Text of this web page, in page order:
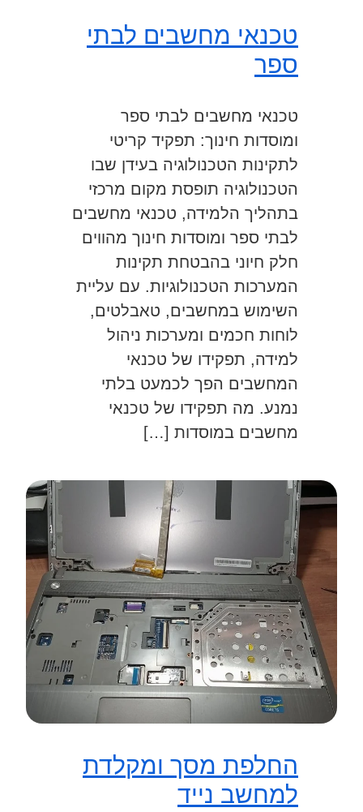
טכנאי מחשבים לבתי
ספר
טכנאי מחשבים לבתי ספר
ומוסדות חינוך: תפקיד קריטי
לתקינות הטכנולוגיה בעידן שבו
הטכנולוגיה תופסת מקום מרכזי
בתהליך הלמידה, טכנאי מחשבים
לבתי ספר ומוסדות חינוך מהווים
חלק חיוני בהבטחת תקינות
המערכות הטכנולוגיות. עם עליית
השימוש במחשבים, טאבלטים,
לוחות חכמים ומערכות ניהול
למידה, תפקידו של טכנאי
המחשבים הפך לכמעט בלתי
נמנע. מה תפקידו של טכנאי
מחשבים במוסדות […]
החלפת מסך ומקלדת
למחשב נייד